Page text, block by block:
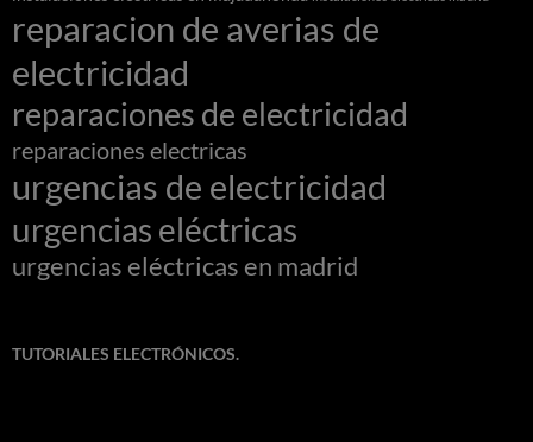
reparacion de averias de
electricidad
reparaciones de electricidad
reparaciones electricas
urgencias de electricidad
urgencias eléctricas
urgencias eléctricas en madrid
TUTORIALES ELECTRÓNICOS.